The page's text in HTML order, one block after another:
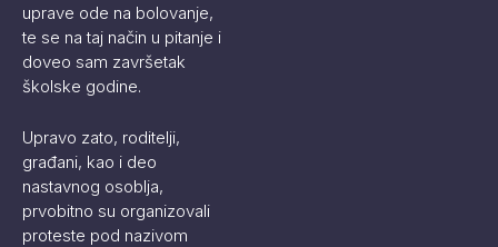
uprave ode na bolovanje,
te se na taj način u pitanje i
doveo sam završetak
školske godine.
Upravo zato, roditelji,
građani, kao i deo
nastavnog osoblja,
prvobitno su organizovali
proteste pod nazivom